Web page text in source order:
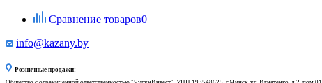
Сравнение товаров0
info@kazany.by
Розничные продажи: